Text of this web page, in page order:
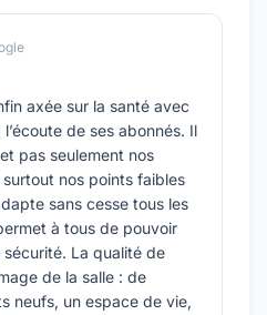
axée sur la santé avec
de ses abonnés. Il
pas seulement nos
nos points faibles
sans cesse tous les
à tous de pouvoir
La qualité de
de la salle : de
neufs, un espace de vie,